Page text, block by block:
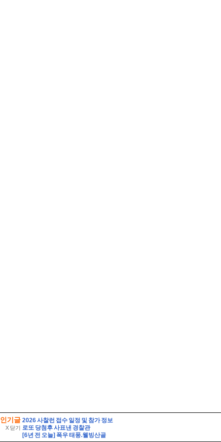
인기글
X 닫기
2026 사찰런 접수 일정 및 참가 정보
로또 당첨후 사표낸 경찰관
[6년 전 오늘] 폭우 태풍.웰빙산골